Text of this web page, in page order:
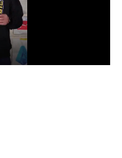
الدوري السعودي للمحترفين